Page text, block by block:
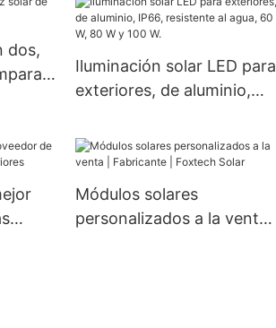
Colombia, con sistema
fuera de red de 120 V.
dos,
Iluminación solar LED para
exteriores, de aluminio,
W, 80 W y 100 W.
Módulos solares
personalizados a la venta |